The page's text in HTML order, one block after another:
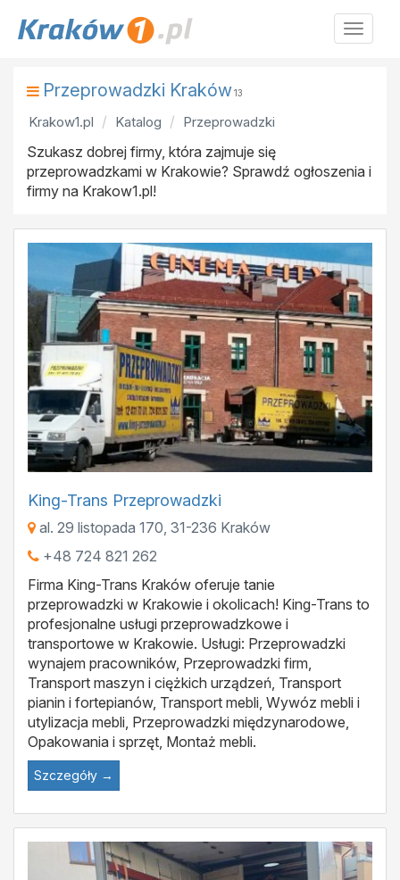
Przeprowadzki Kraków13
Krakow1.pl Katalog Przeprowadzki
Szukasz dobrej firmy, która zajmuje się
przeprowadzkami w Krakowie? Sprawdź ogłoszenia i
firmy na Krakow1.pl!
King-Trans Przeprowadzki
al. 29 listopada 170 31-236 Kraków
+48 724 821 262
Firma King-Trans Kraków oferuje tanie
przeprowadzki w Krakowie i okolicach! King-Trans to
profesjonalne usługi przeprowadzkowe i
transportowe w Krakowie. Usługi: Przeprowadzki
wynajem pracowników, Przeprowadzki firm,
Transport maszyn i ciężkich urządzeń, Transport
pianin i fortepianów, Transport mebli, Wywóz mebli i
utylizacja mebli, Przeprowadzki międzynarodowe,
Opakowania i sprzęt, Montaż mebli.
Szczegóły →